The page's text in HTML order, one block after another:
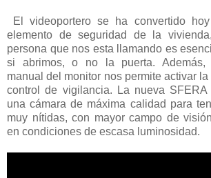
El videoportero se ha convertido
elemento de seguridad de la
persona que nos esta llamando es
si abrimos, o no la puerta. Además,
manual del monitor nos permite activar
control de vigilancia. La nueva
una cámara de máxima calidad para
muy nítidas, con mayor campo de
en condiciones de escasa luminosidad.